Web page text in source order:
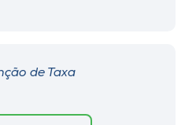
de Taxa